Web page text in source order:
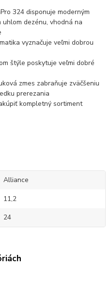
324 disponuje moderným
dezénu, vhodná na
vyznačuje veľmi dobrou
štýle poskytuje veľmi dobré
zmes zabraňuje zväčšeniu
prerezania
kompletný sortiment
Alliance
11,2
24